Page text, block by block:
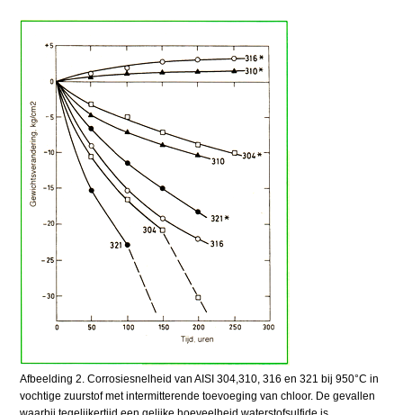
Afbeelding 2. Corrosiesnelheid van AISI 304,310, 316 en 321 bij 950°C in
vochtige zuurstof met intermitterende toevoeging van chloor. De gevallen